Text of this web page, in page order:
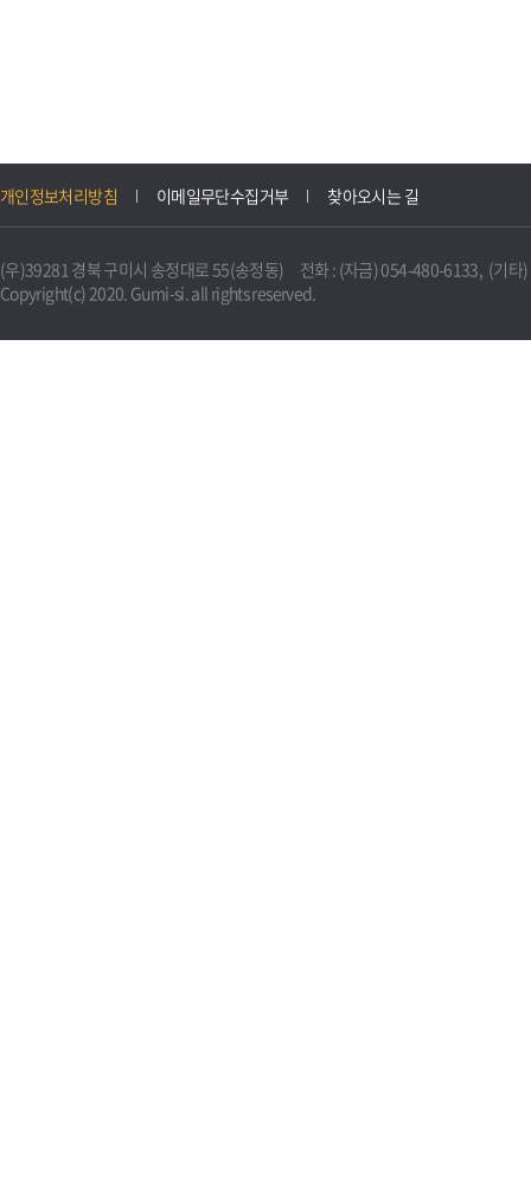
개인정보처리방침 이메일무단수집거부 찾아오시는 길
(우)39281 경북 구미시 송정대로 55(송정동) 전화 : (자금) 054-480-6133, (기타
Copyright(c) 2020. Gumi-si. all rights reserved.